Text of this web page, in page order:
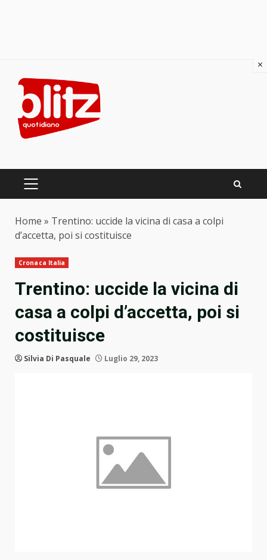
content
PRIMARY
Home » Trentino: uccide la vicina di casa a colpi
d’accetta, poi si costituisce
Cronaca Italia
Trentino: uccide la vicina di
casa a colpi d’accetta, poi si
costituisce
Silvia Di Pasquale Luglio 29, 2023
×